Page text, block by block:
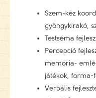
Szem-kéz
gyöngykirakó,
Testséma
Percepció
memória-
játékok, forma-
Verbális